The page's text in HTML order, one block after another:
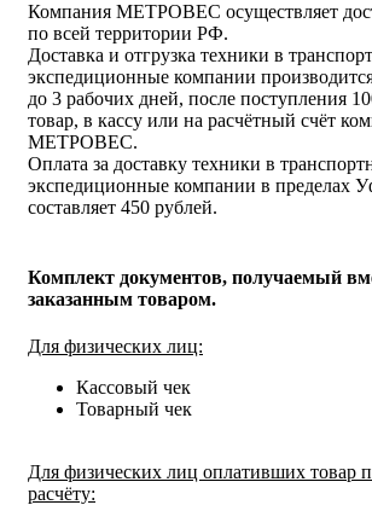
Компания МЕТРОВЕС осуществляет
по всей территории РФ.
Доставка и отгрузка техники в
экспедиционные компании
до 3 рабочих дней, после поступления
товар, в кассу или на расчётный счёт
МЕТРОВЕС.
Оплата за доставку техники в
экспедиционные компании в пределах
составляет 450 рублей.
Комплект документов, получаемый
заказанным товаром.
Для физических лиц:
Кассовый чек
Товарный чек
Для физических лиц оплативших товар
расчёту: